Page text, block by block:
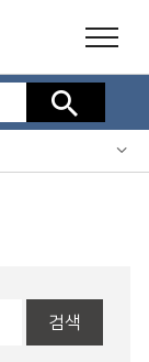
검색
검색